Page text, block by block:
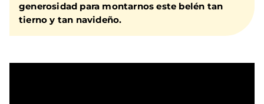
generosidad para montarnos este belén tan
tierno y tan navideño.